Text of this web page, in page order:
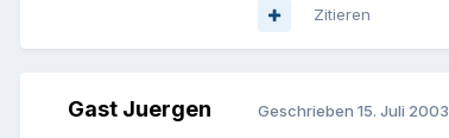
Zitieren
Gast Juergen Geschrieben 15. Juli 2003